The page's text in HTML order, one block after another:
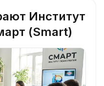
Институт
(Smart)